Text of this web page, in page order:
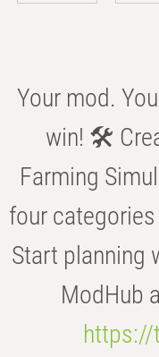
Your mod.
win! 🛠️
Farming
four
Start planning
ModHub